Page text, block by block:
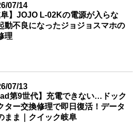
07/14
阜】JOJO L-02Kの電源が入らな
動不良になったジョジョスマホの
理
07/13
第9世代】充電できない…ドック
ター交換修理で即日復活！データ
まま｜クイック岐阜